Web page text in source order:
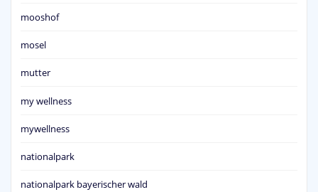
mooshof
mosel
mutter
my wellness
mywellness
nationalpark
nationalpark bayerischer wald